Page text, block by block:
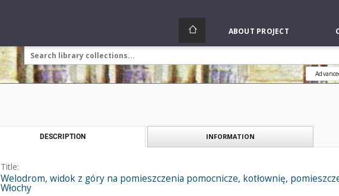
ABOUT PROJECT
DESCRIPTION INFORMATION
Title:
Welodrom, widok z góry na pomieszczenia pomocnicze, kotłownię,
Włochy